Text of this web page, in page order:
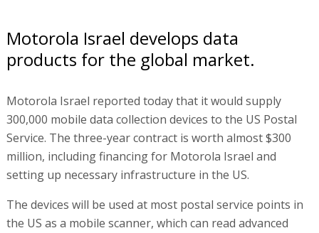
Motorola Israel develops data
products for the global market.
Motorola Israel reported today that it would supply
300,000 mobile data collection devices to the US Postal
Service. The three-year contract is worth almost $300
million, including financing for Motorola Israel and
setting up necessary infrastructure in the US.
The devices will be used at most postal service points in
the US as a mobile scanner, which can read advanced